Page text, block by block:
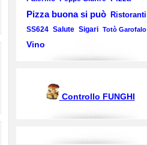
Pizza buona si può Ristoranti
SS624 Salute Sigari Totò Garofalo
Vino
Controllo FUNGHI